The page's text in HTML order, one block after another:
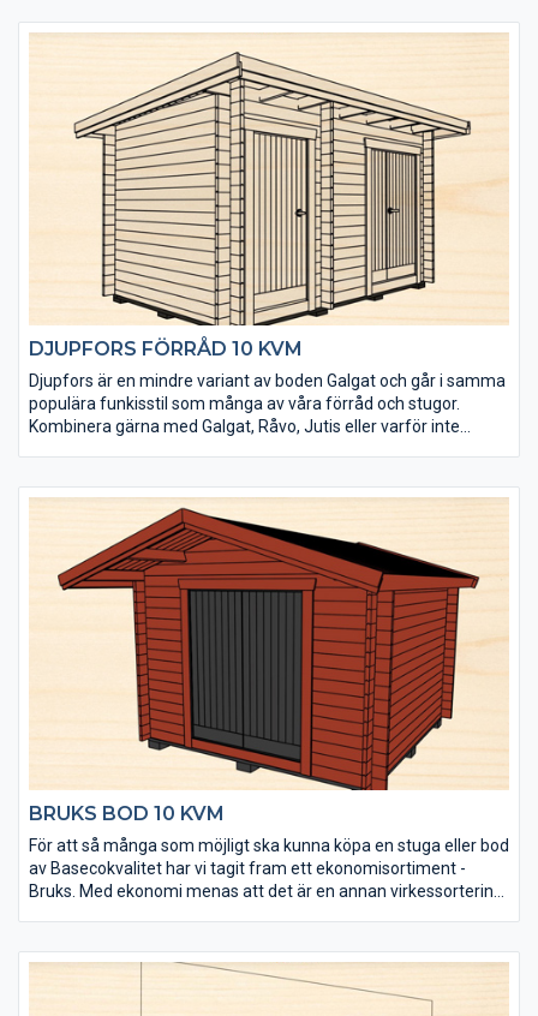
under lågsäsong och läggs på lager. Alla tillverkas i samma
modell och det finns inga möjligheter till ändringar av t ex
fönsterplacering. Men du får en bra stuga direkt från
lagerhyllan till ett mycket bra pris.
Bruks bod 15 kvm är speciellt framtagen för att fungera som
förrådsutrymme. Den levereras obehandlad och det tåliga och
senvuxna virket är rejält dimensionerat (45×145 mm).
DJUPFORS FÖRRÅD 10 KVM
Djupfors är en mindre variant av boden Galgat och går i samma
populära funkisstil som många av våra förråd och stugor.
Kombinera gärna med Galgat, Råvo, Jutis eller varför inte
• Kraftigt golv som klarar tung belastning
• Isolerpaket kan köpas till
• Taket utgörs av en slätspontspanel som är ändspontad
• Takpanelen är möbeltorr för god formstabilitet
• Virket är av tålig senvuxen norrländsk fura
• Levereras med enkel- och dubbeldörr
• Fönster kan köpas till för enkel eftermontering
• Extra timmervarv kan köpas till
• Takpaket med eller utan shingel kan köpas till
BRUKS BOD 10 KVM
För att så många som möjligt ska kunna köpa en stuga eller bod
av Basecokvalitet har vi tagit fram ett ekonomisortiment -
Bruks. Med ekonomi menas att det är en annan virkessortering.
under lågsäsong och läggs på lager. Alla tillverkas i samma
modell och det finns inga möjligheter till ändringar av t ex
fönsterplacering. Men du får en bra stuga direkt från